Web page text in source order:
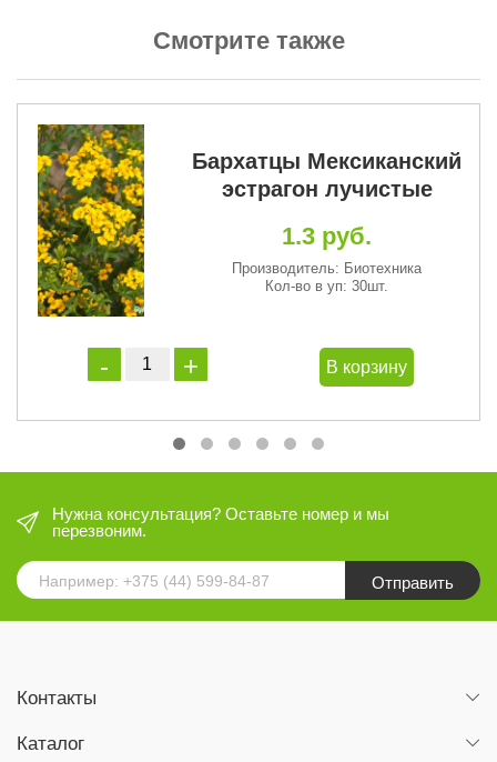
Смотрите также
Бархатцы Мексиканский
эстрагон лучистые
1.3 руб.
Производитель: Биотехника
Кол-во в уп: 30шт.
В корзину
Нужна консультация? Оставьте номер и мы
перезвоним.
Отправить
Контакты
Каталог